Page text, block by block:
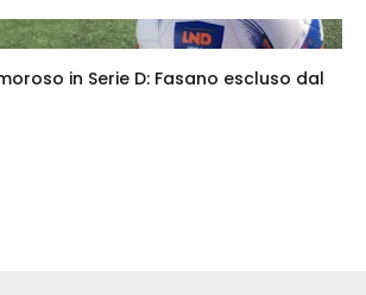
in Serie D: Fasano escluso dal